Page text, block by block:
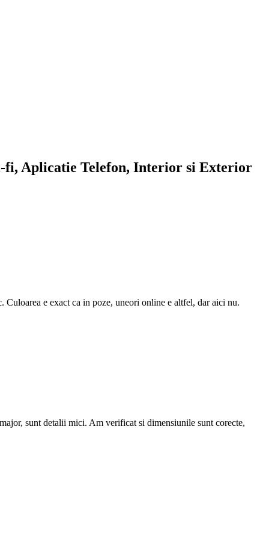
fi, Aplicatie Telefon, Interior si Exterior
Culoarea e exact ca in poze, uneori online e altfel, dar aici nu.
sunt detalii mici. Am verificat si dimensiunile sunt corecte,